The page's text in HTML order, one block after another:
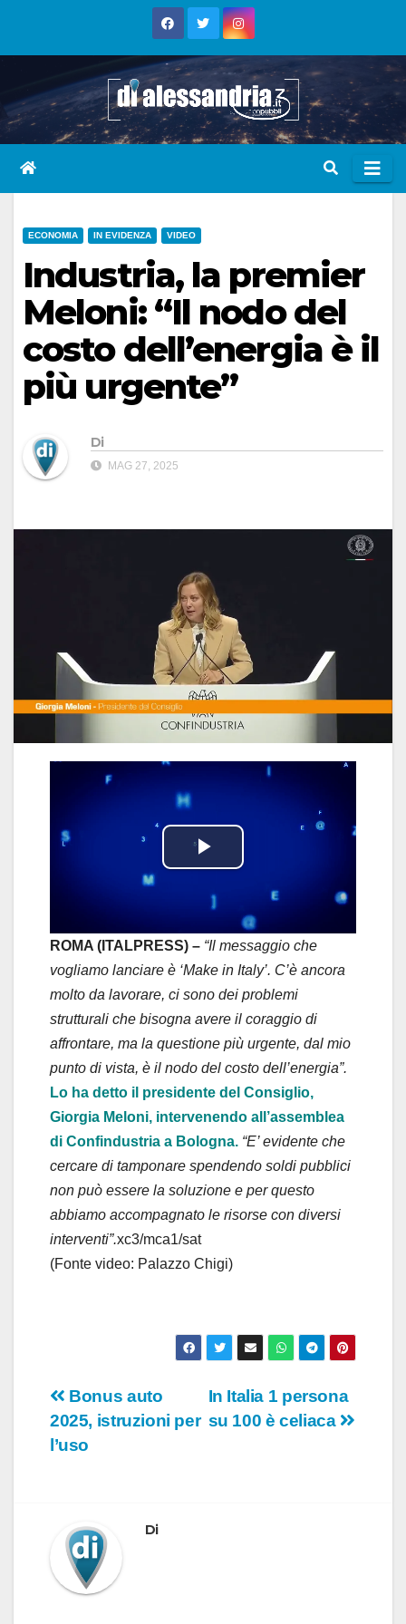
ECONOMIA IN EVIDENZA VIDEO
Industria, la premier
Meloni: “Il nodo del
costo dell’energia è il
più urgente”
Di
MAG 27, 2025
P
l
a
y
V
i
d
e
o
ROMA (ITALPRESS) – “Il messaggio che
vogliamo lanciare è ‘Make in Italy’. C’è ancora
molto da lavorare, ci sono dei problemi
strutturali che bisogna avere il coraggio di
affrontare, ma la questione più urgente, dal mio
punto di vista, è il nodo del costo dell’energia”.
Lo ha detto il presidente del Consiglio,
Giorgia Meloni, intervenendo all’assemblea
di Confindustria a Bologna. “E’ evidente che
cercare di tamponare spendendo soldi pubblici
non può essere la soluzione e per questo
abbiamo accompagnato le risorse con diversi
interventi”.xc3/mca1/sat
(Fonte video: Palazzo Chigi)
Navigazione
articoli
In Italia 1 persona
su 100 è celiaca
Bonus auto
2025, istruzioni per
l’uso
Di